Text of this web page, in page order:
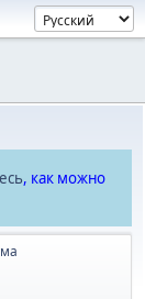
, как можно